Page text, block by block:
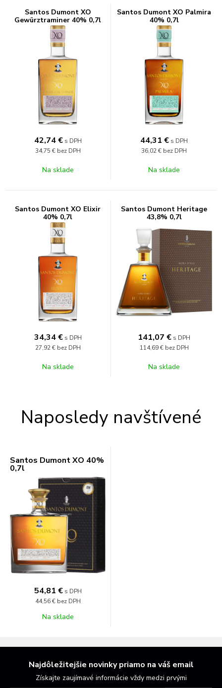
Santos Dumont XO
Gewürztraminer 40% 0,7l
42,74 € s DPH
34,75 € bez DPH
Na sklade
Santos Dumont XO Palmira
40% 0,7l
44,31 € s DPH
36,02 € bez DPH
Na sklade
Santos Dumont XO Elixir
40% 0,7l
34,34 € s DPH
27,92 € bez DPH
Na sklade
Santos Dumont Heritage
43,8% 0,7l
141,07 € s DPH
114,69 € bez DPH
Na sklade
Naposledy navštívené
Santos Dumont XO 40%
0,7l
54,81 € s DPH
44,56 € bez DPH
Na sklade
Najdôležitejšie novinky priamo na váš email
Získajte zaujímavé informácie vždy medzi prvými